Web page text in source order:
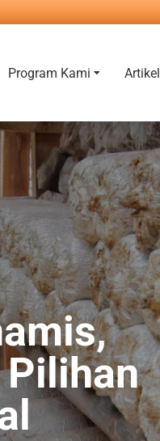
Program Kami Artikel